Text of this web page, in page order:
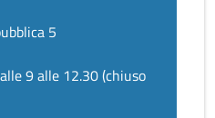
5
9 alle 12.30 (chiuso